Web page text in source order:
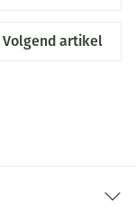
Volgend artikel